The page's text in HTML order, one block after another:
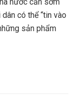
có thể “tin vào
sản phẩm